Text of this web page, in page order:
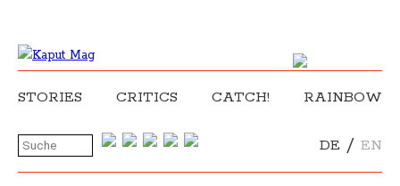
STORIES CRITICS CATCH! RAINBOW
DE / EN